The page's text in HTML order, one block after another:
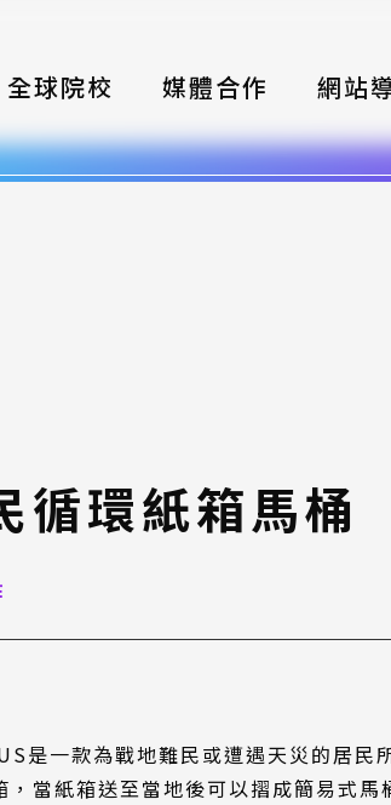
全球院校 媒體合作 網站
循環紙箱馬桶
是一款為戰地難民或遭遇天災的居民
，當紙箱送至當地後可以摺成簡易式馬